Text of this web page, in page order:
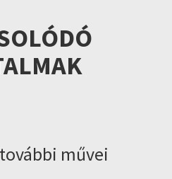
további művei